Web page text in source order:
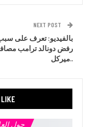
NEXT POST
بالفيديو: تعرف على
رفض دونالد ترامب
ميركل..
حول